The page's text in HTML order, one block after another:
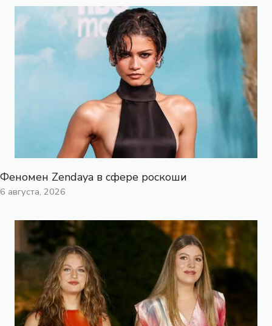
Феномен Zendaya в сфере роскоши
6 августа, 2026